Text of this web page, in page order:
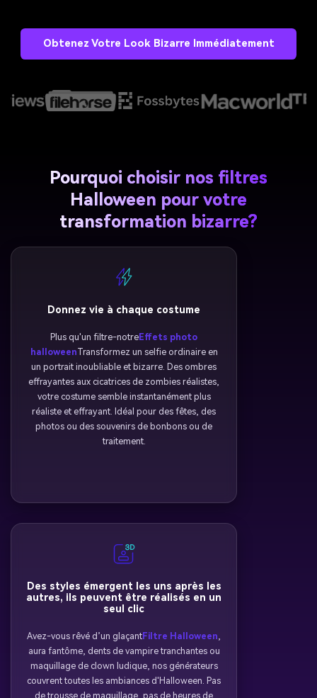
Obtenez Votre Look Bizarre Immédiatement
Pourquoi choisir nos filtres
Halloween pour votre
transformation bizarre?
Donnez vie à chaque costume
Plus qu'un filtre-notreEffets photo
halloweenTransformez un selfie ordinaire en
un portrait inoubliable et bizarre. Des ombres
effrayantes aux cicatrices de zombies réalistes,
votre costume semble instantanément plus
réaliste et effrayant. Idéal pour des fêtes, des
photos ou des souvenirs de bonbons ou de
traitement.
Des styles émergent les uns après les
autres, ils peuvent être réalisés en un
seul clic
Avez-vous rêvé d’un glaçantFiltre Halloween,
aura fantôme, dents de vampire tranchantes ou
maquillage de clown ludique, nos générateurs
couvrent toutes les ambiances d'Halloween. Pas
de trousse de maquillage, pas de heures de